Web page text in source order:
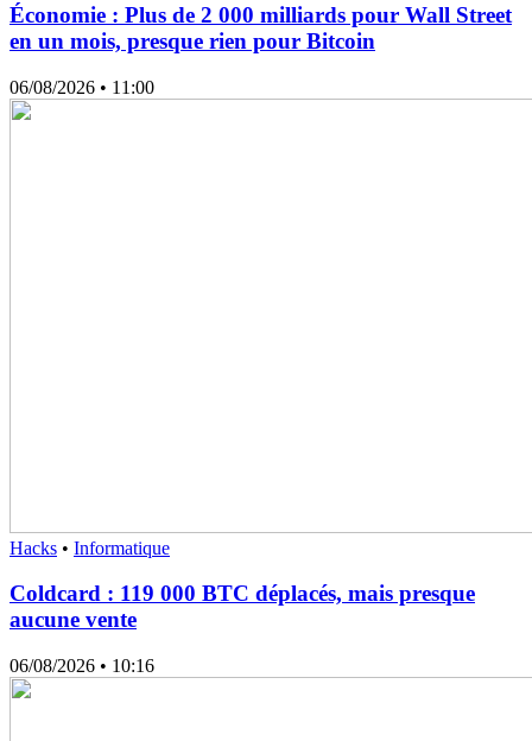
Économie : Plus de 2 000 milliards pour Wall Street
en un mois, presque rien pour Bitcoin
06/08/2026 • 11:00
Hacks • Informatique
Coldcard : 119 000 BTC déplacés, mais presque
aucune vente
06/08/2026 • 10:16